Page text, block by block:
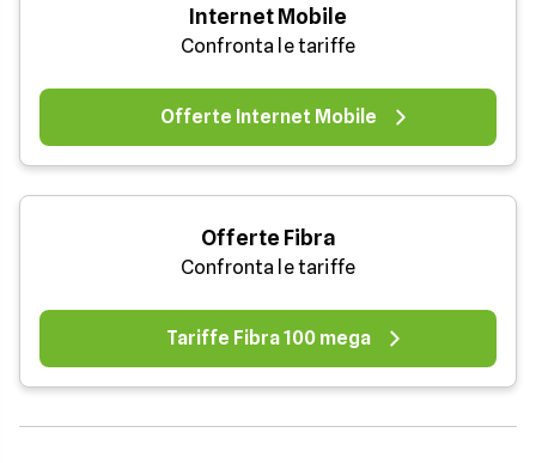
Internet Mobile
Confronta le tariffe
Offerte Internet Mobile
Offerte Fibra
Confronta le tariffe
Tariffe Fibra 100 mega